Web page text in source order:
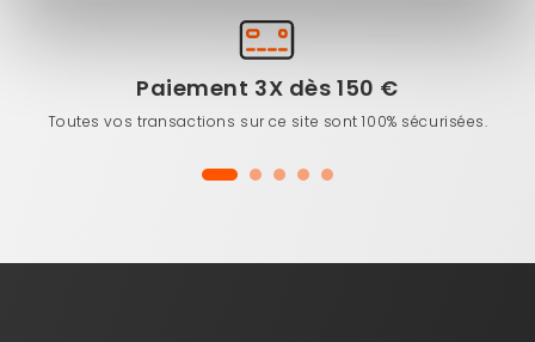
Paiement 3X dès 150 €
Toutes vos transactions sur ce site sont 100% sécurisées.